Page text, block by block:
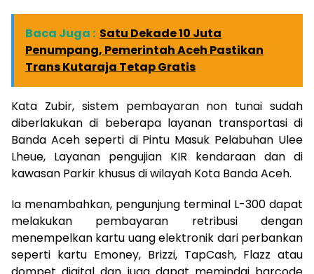
Baca Juga : Satu Dekade 10 Juta
Penumpang, Pemerintah Aceh Pastikan
Trans Kutaraja Tetap Gratis
Kata Zubir, sistem pembayaran non tunai sudah
diberlakukan di beberapa layanan transportasi di
Banda Aceh seperti di Pintu Masuk Pelabuhan Ulee
Lheue, Layanan pengujian KIR kendaraan dan di
kawasan Parkir khusus di wilayah Kota Banda Aceh.
Ia menambahkan, pengunjung terminal L-300 dapat
melakukan pembayaran retribusi dengan
menempelkan kartu uang elektronik dari perbankan
seperti kartu Emoney, Brizzi, TapCash, Flazz atau